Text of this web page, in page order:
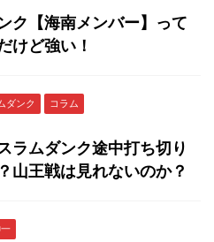
ク【海南メンバー】って
けど強い！
ダンク コラム
ラムダンク途中打ち切り
山王戦は見れないのか？